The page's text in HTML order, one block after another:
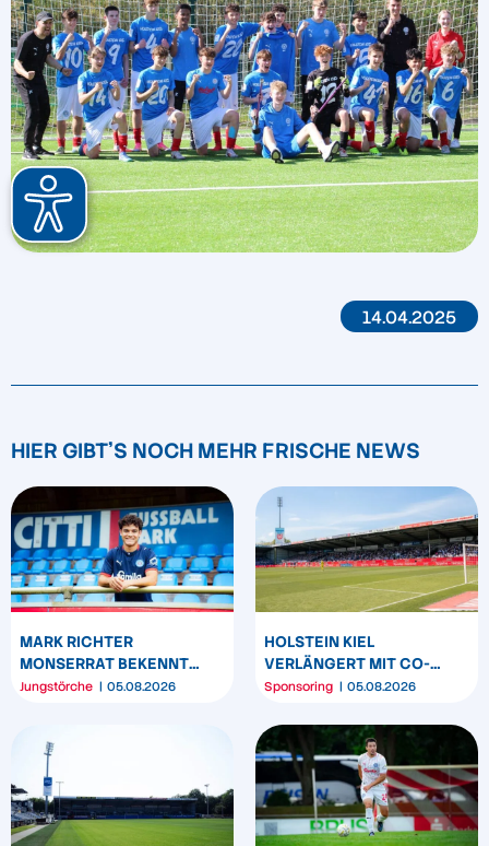
14.04.2025
HIER GIBT'S NOCH MEHR FRISCHE NEWS
MARK RICHTER
MONSERRAT BEKENNT
SICH LANGFRISTIG ZUR
Jungstörche 05.08.2026
HOLSTEIN KIEL
VERLÄNGERT MIT CO-
SPONSOR SPREHE
Sponsoring 05.08.2026